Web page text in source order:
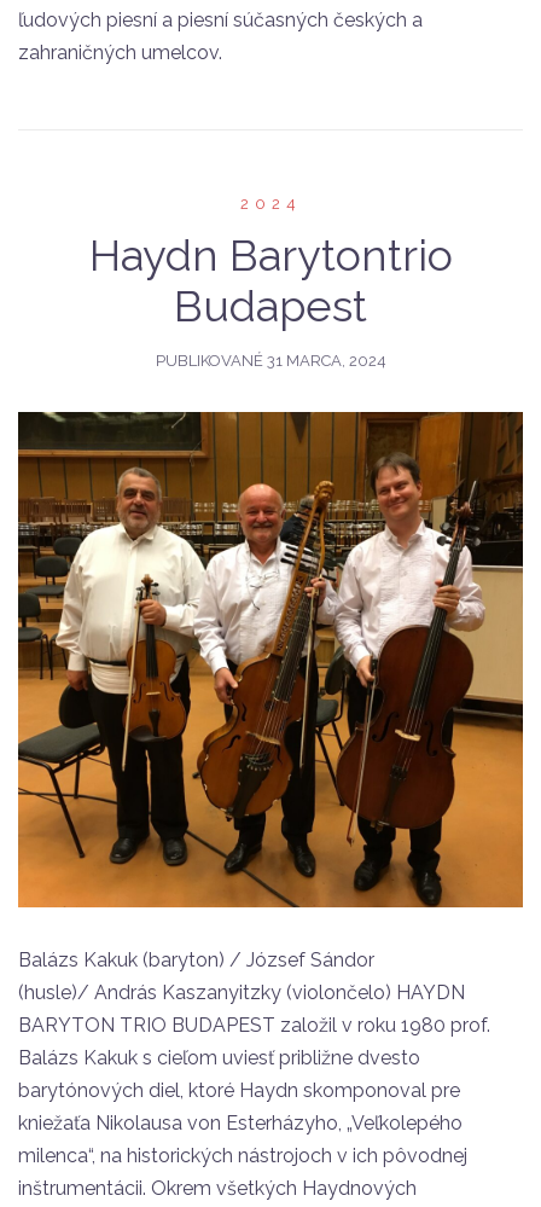
ľudových piesní a piesní súčasných českých a
zahraničných umelcov.
2024
Haydn Barytontrio
Budapest
PUBLIKOVANÉ 31 MARCA, 2024
Balázs Kakuk (baryton) / József Sándor
(husle)/ András Kaszanyitzky (violončelo) HAYDN
BARYTON TRIO BUDAPEST založil v roku 1980 prof.
Balázs Kakuk s cieľom uviesť približne dvesto
barytónových diel, ktoré Haydn skomponoval pre
kniežaťa Nikolausa von Esterházyho, „Veľkolepého
milenca“, na historických nástrojoch v ich pôvodnej
inštrumentácii. Okrem všetkých Haydnových